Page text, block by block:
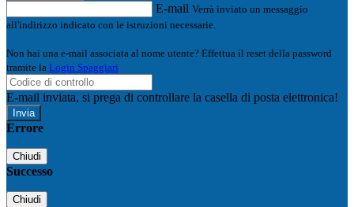
E-mail Verrà inviato un messaggio
all'indirizzo indicato con le istruzioni necessarie.
Non hai una e-mail associata al nome utente? Effettua il reset della password
tramite la Login Spaggiari
E-mail inviata, si prega di controllare la casella di posta elettronica!
Errore
Chiudi
Successo
Chiudi